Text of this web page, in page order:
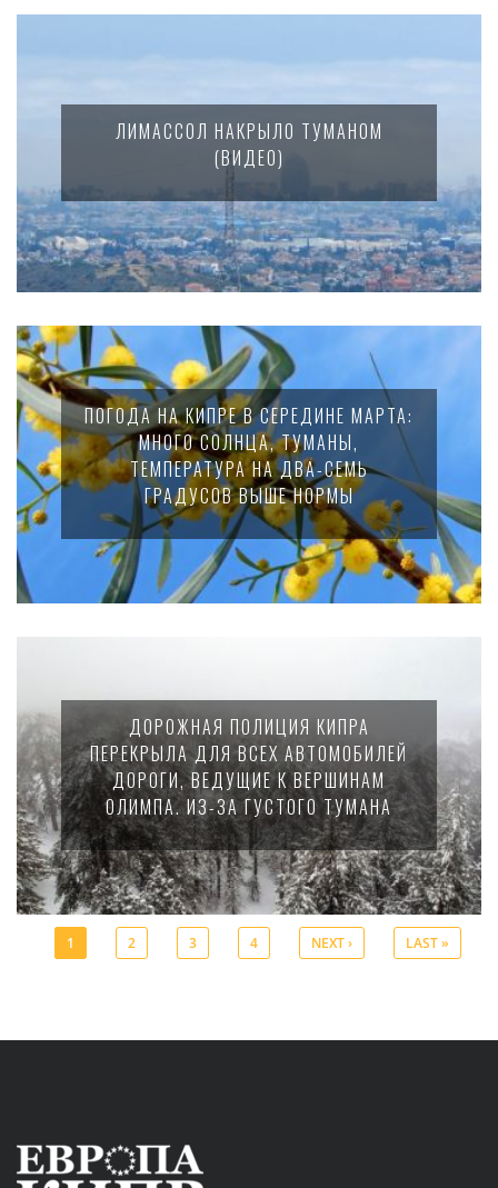
ЛИМАССОЛ НАКРЫЛО ТУМАНОМ
(ВИДЕО)
ПОГОДА НА КИПРЕ В СЕРЕДИНЕ МАРТА:
МНОГО СОЛНЦА, ТУМАНЫ,
ТЕМПЕРАТУРА НА ДВА-СЕМЬ
ГРАДУСОВ ВЫШЕ НОРМЫ
ДОРОЖНАЯ ПОЛИЦИЯ КИПРА
ПЕРЕКРЫЛА ДЛЯ ВСЕХ АВТОМОБИЛЕЙ
ДОРОГИ, ВЕДУЩИЕ К ВЕРШИНАМ
ОЛИМПА. ИЗ-ЗА ГУСТОГО ТУМАНА
1 2 3 4 NEXT › LAST »